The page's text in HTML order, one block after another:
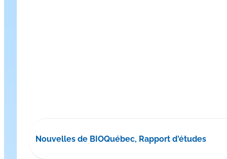
Nouvelles de BIOQuébec, Rapport d'études